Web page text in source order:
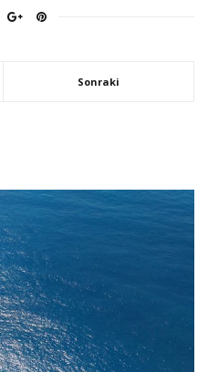
Sonraki